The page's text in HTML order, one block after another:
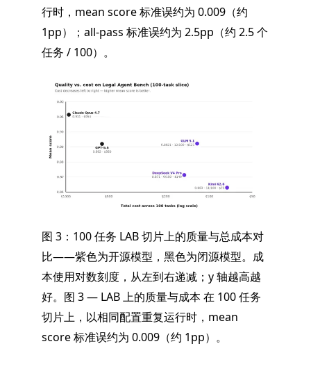
行时，mean score 标准误约为 0.009（约
1pp）；all-pass 标准误约为 2.5pp（约 2.5 个
任务 / 100）。
图 3：100 任务 LAB 切片上的质量与总成本对
比——紫色为开源模型，黑色为闭源模型。成
本使用对数刻度，从左到右递减；y 轴越高越
好。图 3 — LAB 上的质量与成本 在 100 任务
切片上，以相同配置重复运行时，mean
score 标准误约为 0.009（约 1pp）。